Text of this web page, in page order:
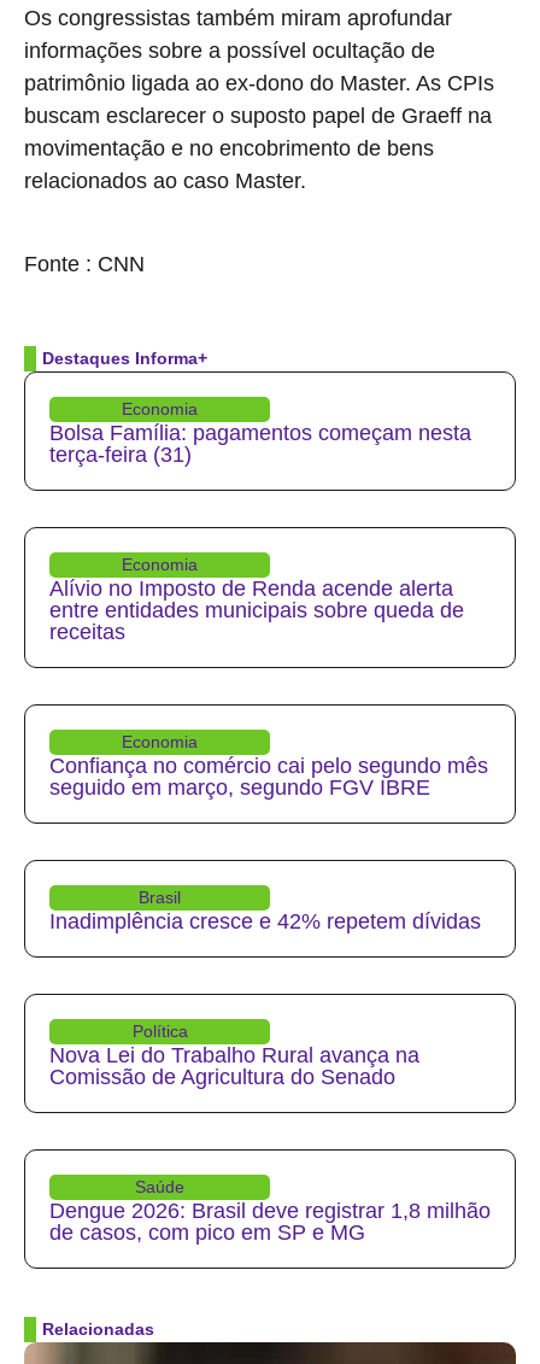
Os congressistas também miram aprofundar
informações sobre a possível ocultação de
patrimônio ligada ao ex-dono do Master. As CPIs
buscam esclarecer o suposto papel de Graeff na
movimentação e no encobrimento de bens
relacionados ao caso Master.
Fonte : CNN
Destaques Informa+
Economia
Bolsa Família: pagamentos começam nesta
terça-feira (31)
Economia
Alívio no Imposto de Renda acende alerta
entre entidades municipais sobre queda de
receitas
Economia
Confiança no comércio cai pelo segundo mês
seguido em março, segundo FGV IBRE
Brasil
Inadimplência cresce e 42% repetem dívidas
Política
Nova Lei do Trabalho Rural avança na
Comissão de Agricultura do Senado
Saúde
Dengue 2026: Brasil deve registrar 1,8 milhão
de casos, com pico em SP e MG
Relacionadas